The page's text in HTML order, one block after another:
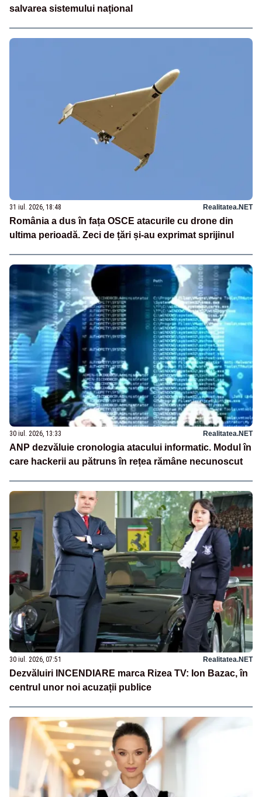
salvarea sistemului național
31 iul. 2026, 18:48 Realitatea.NET
România a dus în fața OSCE atacurile cu drone din
ultima perioadă. Zeci de țări și-au exprimat sprijinul
30 iul. 2026, 13:33 Realitatea.NET
ANP dezvăluie cronologia atacului informatic. Modul în
care hackerii au pătruns în rețea rămâne necunoscut
30 iul. 2026, 07:51 Realitatea.NET
Dezvăluiri INCENDIARE marca Rizea TV: Ion Bazac, în
centrul unor noi acuzații publice